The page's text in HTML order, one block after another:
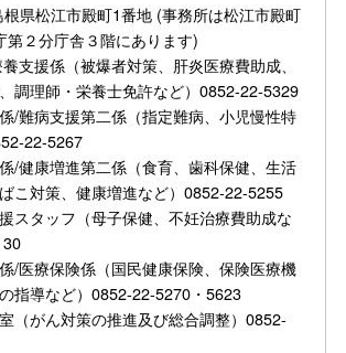
県松江市殿町1番地 (事務所は松江市殿町
２分庁舎３階にあります)
支援係（被爆者対策、肝炎医療費助成、
調理師・栄養士免許など）0852-22-5329
/難病支援第二係（指定難病、小児慢性特
22-5267
/健康増進第二係（食育、歯科保健、生活
こ対策、健康増進など）0852-22-5255
スタッフ（母子保健、不妊治療費助成な
/医療保険係（国民健康保険、保険医療機
指導など）0852-22-5270・5623
（がん対策の推進及び総合調整）0852-